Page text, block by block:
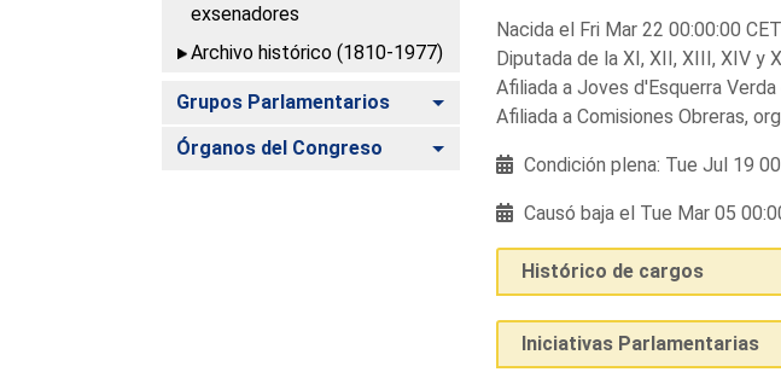
exsenadores
Archivo histórico (1810-1977)
Grupos Parlamentarios Alternar
Órganos del Congreso Alternar
Nacida el Fri Mar 22 00:00:00
Diputada de la XI, XII, XIII, XIV y
Afiliada a Joves d'Esquerra
Afiliada a Comisiones Obreras,
Condición plena: Tue Jul 19
Causó baja el Tue Mar 05
Histórico de cargos
Iniciativas Parlamentarias